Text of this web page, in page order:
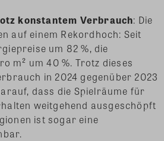
konstantem Verbrauch: Die
auf einem Rekordhoch: Seit
um 82 %, die
m² um 40 %. Trotz dieses
in 2024 gegenüber 2023
dass die Spielräume für
weitgehend ausgeschöpft
ist sogar eine